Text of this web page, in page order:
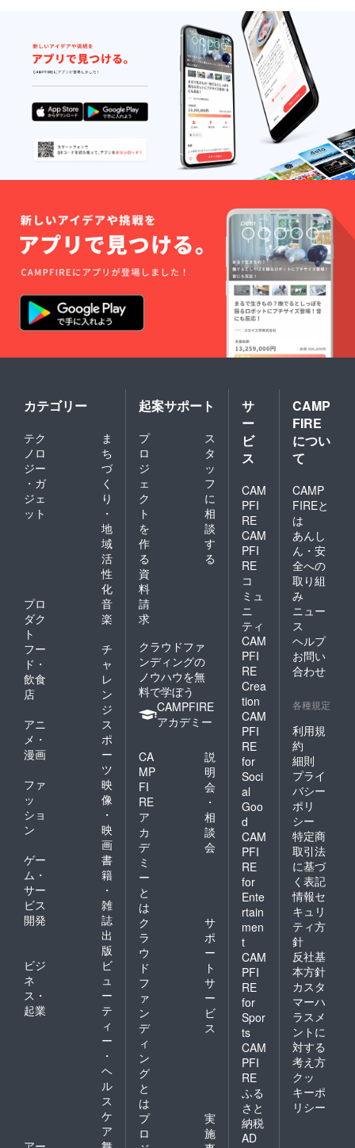
重品は
持ち歩
くなど
ご本
人・参
加者・
保護者
様の責
任に
おいて
管理さ
れます
ようお
願いし
紛失に
ついて
の一切
の責任
は負い
ん。 ・
参加す
るに当
たって
路・帰
の事故
に対し
ても責
任を負
いかね
ます。
現地へ
は事故
等の無
いよう
お気を
つけく
ださ
い。 ・
有効期
限はプ
ロジェ
クト成
立月か
ら2年と
させて
頂きま
り（テ
ントの
素泊ま
り）で
も可能
です。
・旅行
中に発
生した
事故や
怪我・
病気な
どに関
して
故意・
重過失
がある
場合を
除き、
一切の
責任を
負いか
ねます
じめご
い。 ・
盗難等
防止の
ため貴
重品は
持ち歩
くなど
人・参
加者・
保護者
様の責
任に
おいて
管理さ
れます
ようお
願いし
ます。
盗難・
紛失に
ついて
の一切
の責任
ませ
参加す
るに当
たって
の往
路・帰
路等移
動途中
の事故
に対し
ても責
任を負
いかね
ます。
現地へ
の道中
は事故
等の無
いよう
お気を
つけく
ださ
い。
カテゴリー
テク
ノロ
ジー
・ガ
ジェ
ット
ま
ち
づ
く
り
・
地
域
活
性
化
プロ
ダク
ト
音
楽
フー
ド・
飲食
店
チ
ャ
レ
ン
ジ
アニ
メ・
漫画
ス
ポ
ー
ツ
ファ
ッ
ショ
ン
映
像
・
映
画
ゲー
ム・
サー
ビス
開発
書
籍
・
雑
誌
出
版
ビジ
ネ
ス・
起業
ビ
ュ
ー
テ
ィ
ー
・
ヘ
ル
ス
ケ
ア
起案サポート
プ
ロ
ジ
ェ
ク
ト
を
作
る
ス
タ
ッ
フ
に
相
談
す
る
資
料
請
求
クラウドファ
ンディングの
ノウハウを無
料で学ぼう
CAMPFIRE
アカデミー
CA
MP
FI
RE
ア
カ
デ
ミ
ー
と
は
説
明
会
・
相
談
会
ク
ラ
ウ
ド
フ
ァ
ン
デ
ィ
ン
グ
と
は
サ
ポ
ー
ト
サ
ー
ビ
ス
プ
ロ
実
施
サ
ー
ビ
ス
CAM
PFI
RE
CAM
PFI
RE
コ
ミュ
ニ
ティ
CAM
PFI
RE
Crea
tion
CAM
PFI
RE
for
Soci
al
Goo
d
CAM
PFI
RE
for
Ente
rtain
men
t
CAM
PFI
RE
for
Spor
ts
CAM
PFI
RE
ふる
さと
納税
AD
CAMP
FIRE
につい
て
CAMP
FIREと
は
あんし
ん・安
全への
取り組
み
ニュー
ス
ヘルプ
お問い
合わせ
各種規定
利用規
約
細則
プライ
バシー
ポリ
シー
特定商
取引法
に基づ
く表記
情報セ
キュリ
ティ方
針
反社基
本方針
カスタ
マーハ
ラスメ
ントに
対する
考え方
クッ
キーポ
リシー